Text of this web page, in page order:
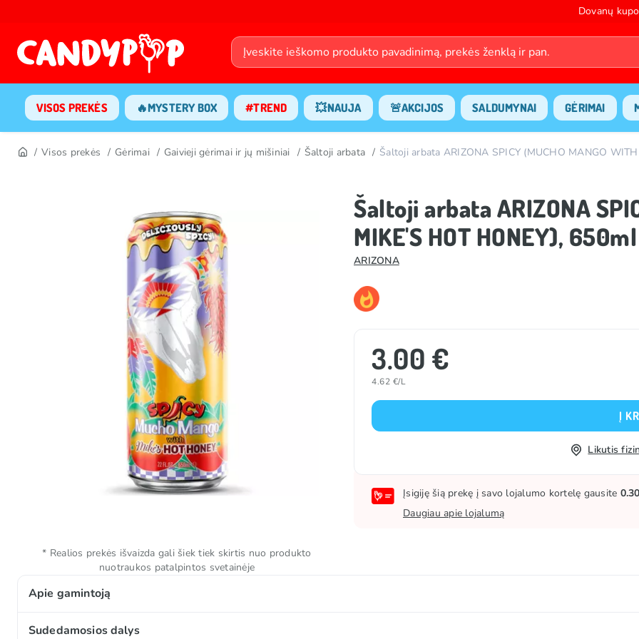
Dovanų
VISOS PREKĖS 🔥MYSTERY BOX #TREND 💥NAUJA 🚨AKCIJOS SALDUMYNAI GĖRIMAI
Visos prekės Gėrimai Gaivieji gėrimai ir jų mišiniai Šaltoji arbata Šaltoji arbata ARIZONA SPICY (MUCHO MANGO
Šaltoji arbata ARIZONA
MIKE'S HOT HONEY), 650ml
ARIZONA
3.00 €
4.62 €/L
Į
Likutis
Įsigiję šią prekę į savo lojalumo kortelę gausite
Daugiau apie lojalumą
Apie gamintoją
AriZona prekės ženklas, gimęs pačioje Bruklino širdyje, į sceną žengė su nauju šaltosios arbatos variantu, kuris
Sudedamosios dalys
* Realios prekės išvaizda gali šiek tiek skirtis nuo produkto
nuotraukos patalpintos svetainėje